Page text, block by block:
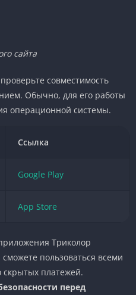
сайта
совместимость
Обычно, для его работы
операционной системы.
Ссылка
Google Play
App Store
Триколор
пользоваться всеми
скрытых платежей.
перед